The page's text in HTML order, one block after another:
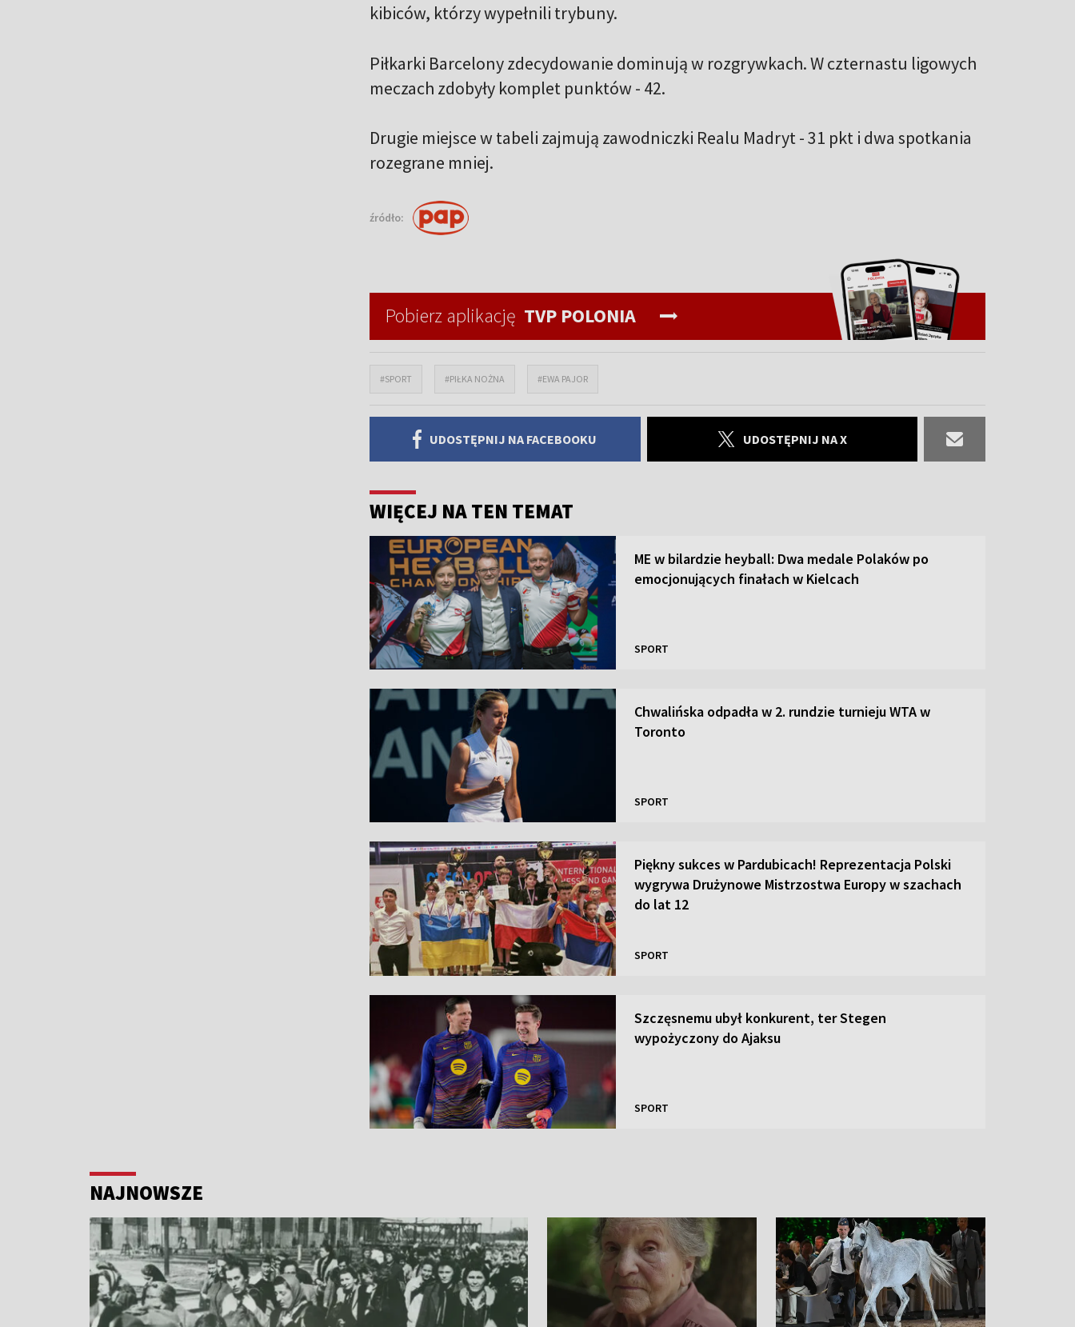
kibiców, którzy wypełnili trybuny.
Piłkarki Barcelony zdecydowanie dominują w rozgrywkach. W czternastu ligowych
meczach zdobyły komplet punktów - 42.
Drugie miejsce w tabeli zajmują zawodniczki Realu Madryt - 31 pkt i dwa spotkania
rozegrane mniej.
źródło:
Pobierz aplikację TVP POLONIA
#SPORT #PIŁKA NOŻNA #EWA PAJOR
UDOSTĘPNIJ NA FACEBOOKU UDOSTĘPNIJ NA X
WIĘCEJ NA TEN TEMAT
ME w bilardzie heyball: Dwa medale Polaków po
emocjonujących finałach w Kielcach
SPORT
Chwalińska odpadła w 2. rundzie turnieju WTA w
Toronto
SPORT
Piękny sukces w Pardubicach! Reprezentacja Polski
wygrywa Drużynowe Mistrzostwa Europy w szachach
do lat 12
SPORT
Szczęsnemu ubył konkurent, ter Stegen
wypożyczony do Ajaksu
SPORT
NAJNOWSZE